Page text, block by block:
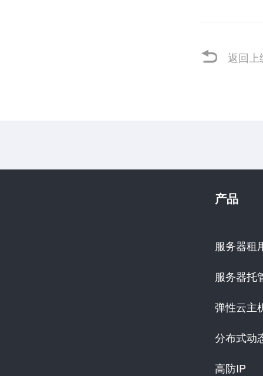
返回上
产品
服务器租
服务器托
弹性云主
分布式动
高防IP